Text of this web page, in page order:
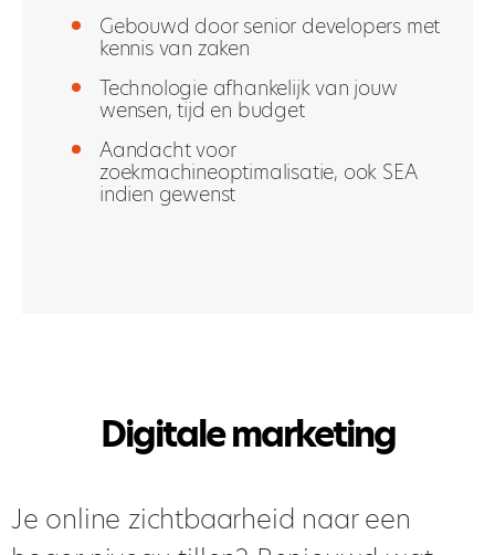
Gebouwd door senior developers met
kennis van zaken
Technologie afhankelijk van jouw
wensen, tijd en budget
Aandacht voor
zoekmachineoptimalisatie, ook SEA
indien gewenst
Digitale marketing
Je online zichtbaarheid naar een